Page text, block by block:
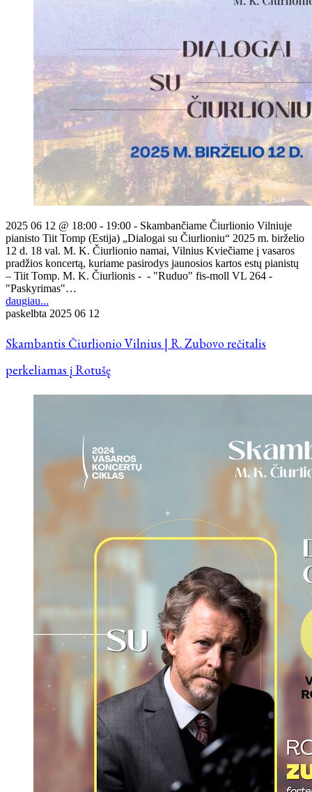
2025 06 12 @ 18:00 - 19:00 - Skambančiame Čiurlionio Vilniuje
pianisto Tiit Tomp (Estija) „Dialogai su Čiurlioniu“ 2025 m. birželio
12 d. 18 val. M. K. Čiurlionio namai, Vilnius Kviečiame į vasaros
pradžios koncertą, kuriame pasirodys jaunosios kartos estų pianistų
– Tiit Tomp. M. K. Čiurlionis - - "Ruduo" fis-moll VL 264 -
"Paskyrimas"…
daugiau...
paskelbta 2025 06 12
Skambantis Čiurlionio Vilnius | R. Zubovo rečitalis
perkeliamas į Rotušę